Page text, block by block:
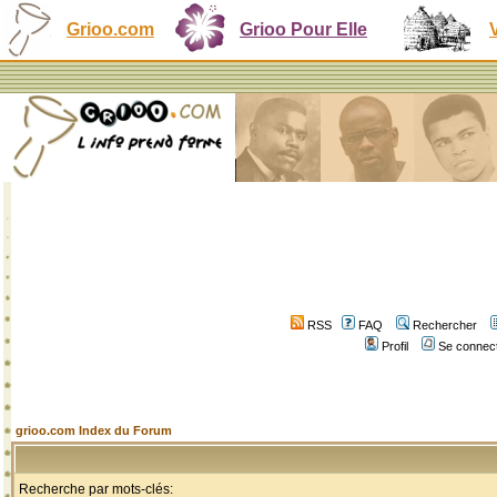
Grioo.com Grioo Pour Elle
RSS FAQ
Rechercher
Profil
Se
grioo.com Index du Forum
Recherche par mots-clés: